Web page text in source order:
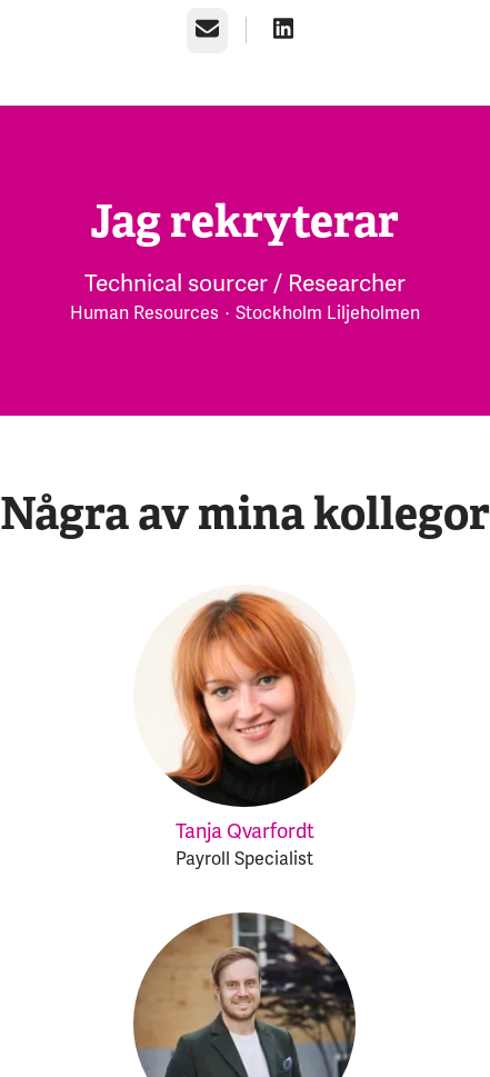
E-post
Jag rekryterar
Technical sourcer / Researcher
Human Resources · Stockholm Liljeholmen
Några av mina kollegor
Tanja Qvarfordt
Payroll Specialist